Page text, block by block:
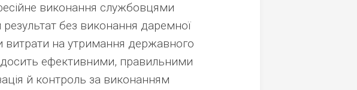
виконання службовцями
результат без виконання даремної
витрати на утримання державного
досить ефективними, правильними
й контроль за виконанням